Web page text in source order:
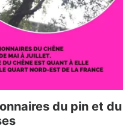
du pin et du